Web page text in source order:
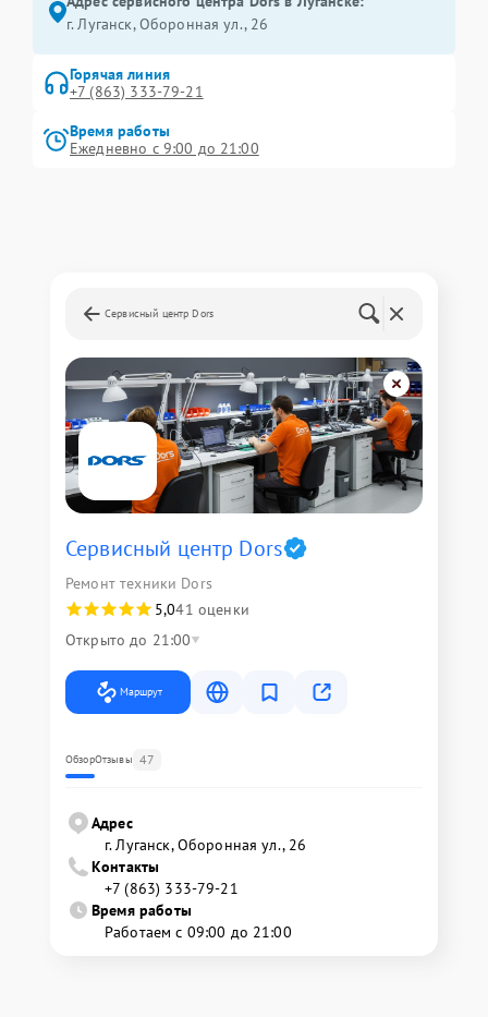
г. Луганск, Оборонная ул., 26
Горячая линия
+7 (863) 333-79-21
Время работы
Ежедневно с 9:00 до 21:00
Сервисный центр Dors
Сервисный центр Dors
Ремонт техники Dors
5,041 оценки
Открыто до 21:00
Маршрут
ОбзорОтзывы 47
Адрес
г. Луганск, Оборонная ул., 26
Контакты
+7 (863) 333-79-21
Время работы
Работаем с 09:00 до 21:00